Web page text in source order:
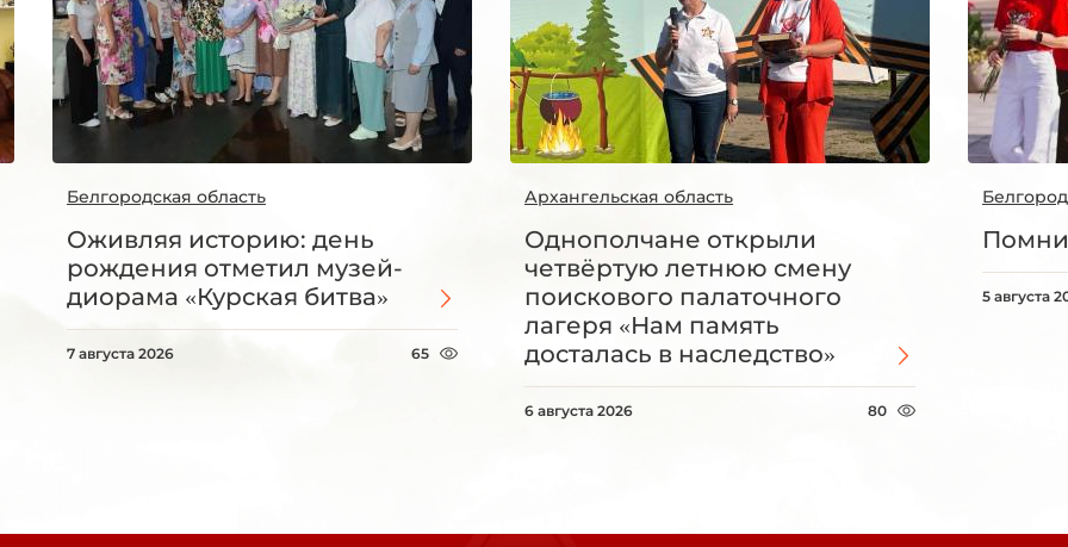
Белгородская область
Оживляя историю: день
рождения отметил музей-
диорама «Курская битва»
7 августа 2026 65
Архангельская область
Однополчане открыли
четвёртую летнюю смену
поискового палаточного
лагеря «Нам память
досталась в наследство»
6 августа 2026 80
5 августа